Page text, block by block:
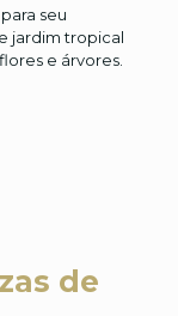
seu
jardim tropical
e árvores.
de